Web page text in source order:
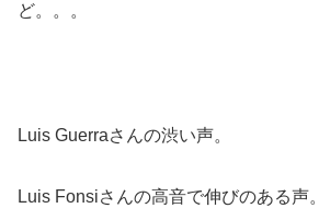
ど。。。
Luis Guerraさんの渋い声。
Luis Fonsiさんの高音で伸びのある声。